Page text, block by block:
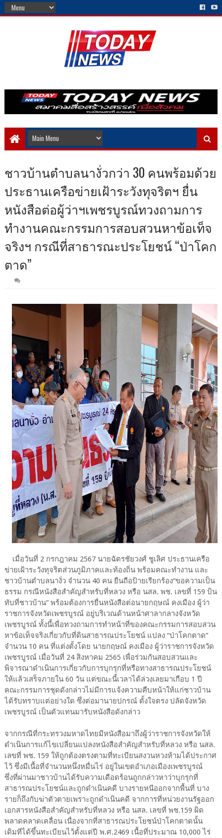
ชาวบ้านตำบลนางั่วกว่า 30 คนพร้อมด้วย
ประธานเครือข่ายเฝ้าระวังทุจริตฯ ยื่น
หนังสือต่อผู้ว่าฯเพชรบูรณ์ทวงถามการ
ทำงานคณะกรรมการสอบสวนหาข้อเท็จ
จริงฯ กรณีที่สาธารณะประโยชน์ “ป่าโคก
ตาด”
เมื่อวันที่ 2 กรกฎาคม 2567 นายฉัตรชัยวงศ์ ชูเลิศ ประธานเครือ
ข่ายเฝ้าระวังทุจริตส่วนภูมิภาคและท้องถิ่น พร้อมคณะทำงาน และ
ชาวบ้านตำบลนางั่ว จำนวน 40 คน ยืนถือป้ายเรียกร้อง“ขอความเป็น
ธรรม กรณีหนังสือสำคัญสำหรับที่หลวง หรือ นสล. พช. เลขที่ 159 บิน
ทับที่ชาวบ้าน” พร้อมต้องการยื่นหนังสือต่อนายกฤษณ์ คงเมือง ผู้ว่า
ราชการจังหวัดเพชรบูรณ์ อยู่บริเวณด้านหน้าศาลากลางจังหวัด
เพชรบูรณ์ ทั้งนี้เพื่อทวงถามการทำหน้าที่ของคณะกรรมการสอบสวน
หาข้อเท็จจริงเกี่ยวกับที่ดินสาธารณประโยชน์ แปลง “ป่าโคกตาด”
จำนวน 10 คน ที่แต่งตั้งโดย นายกฤษณ์ คงเมือง ผู้ว่าราชการจังหวัด
เพชรบูรณ์ เมื่อวันที่ 24 สิงหาคม 2565 เพื่อร่วมกันสอบสวนและ
พิจารณาดำเนินการเกี่ยวกับการบุกรุกที่หรือทางสาธารณประโยชน์
ให้แล้วเสร็จภายใน 60 วัน แต่ขณะนี้เวลาได้ล่วงเลยมาเกือบ 1 ปี
คณะกรรมการชุดดังกล่าวไม่มีการแจ้งความคืบหน้าให้แก่ชาวบ้าน
ได้รับทราบแต่อย่างใด ซึ่งต่อมานายปกรณ์ ตั้งใจตรง ปลัดจังหวัด
เพชรบูรณ์ เป็นตัวแทนมารับหนังสือดังกล่าว
จากกรณีที่กระทรวงมหาดไทยมีหนังสือมาถึงผู้ว่าราชการจังหวัดให้
ดำเนินการแก้ไขเปลี่ยนแปลงหนังสือสำคัญสำหรับที่หลวง หรือ นสล.
เลขที่ พช. 159 ให้ถูกต้องตรงตามที่ทะเบียนสงวนหวงห้ามได้ประกาศ
ไว้ ซึ่งมีเนื้อที่จำนวนหนึ่งหมื่นไร่ อยู่ในเขตอำเภอเมืองเพชรบูรณ์
ซึ่งที่ผ่านมาชาวบ้านได้รับความเดือดร้อนถูกกล่าวหาว่าบุกรุกที่
สาธารณประโยชน์และถูกดำเนินคดี บางรายหนีออกจากพื้นที่ บาง
รายก็ถึงกับฆ่าตัวตายเพราะถูกดำเนินคดี จากการที่หน่วยงานรัฐออก
เอกสารหนังสือสำคัญสำหรับที่หลวง หรือ นสล. เลขที่ พช.159 ผิด
พลาดคลาดเคลื่อน เนื่องจากที่สาธารณประโยชน์ป่าโคกตาดนั้น
เดิมทีได้ขึ้นทะเบียนไว้ตั้งแต่ปี พ.ศ.2469 เนื้อที่ประมาณ 10,000 ไร่